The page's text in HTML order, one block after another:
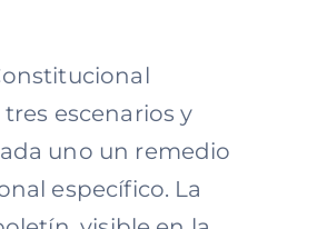
escenarios y
uno un remedio
específico. La